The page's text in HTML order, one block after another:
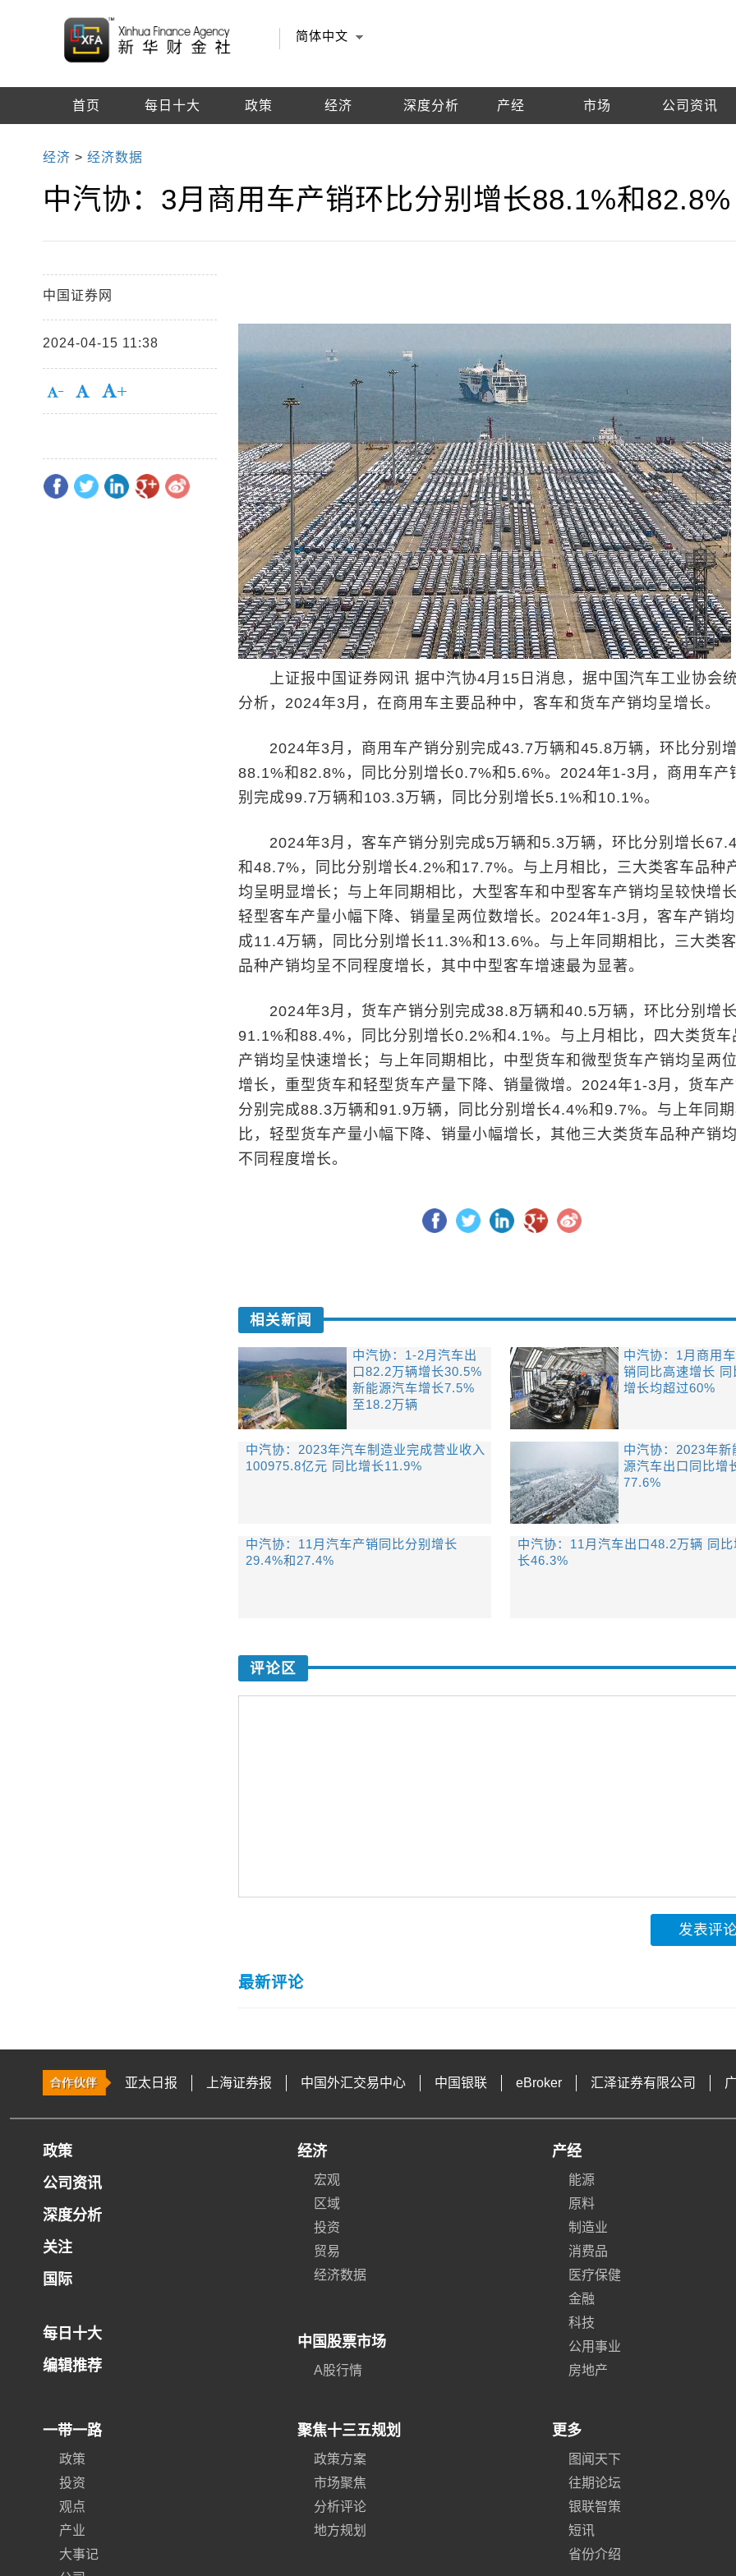
简体中文
首页 每日十大 政策 经济 深度分析 产经 市场 公司资讯
经济 >经济数据
中汽协：3月商用车产销环比分别增长88.1%和82.8%
中国证券网
2024-04-15 11:38
上证报中国证券网讯 据中汽协4月15日消息，据中国汽车工业协会
分析，2024年3月，在商用车主要品种中，客车和货车产销均呈增长。
2024年3月，商用车产销分别完成43.7万辆和45.8万辆，环比分别
88.1%和82.8%，同比分别增长0.7%和5.6%。2024年1-3月，商用车产
别完成99.7万辆和103.3万辆，同比分别增长5.1%和10.1%。
2024年3月，客车产销分别完成5万辆和5.3万辆，环比分别增长
和48.7%，同比分别增长4.2%和17.7%。与上月相比，三大类客车品种
均呈明显增长；与上年同期相比，大型客车和中型客车产销均呈较快增
轻型客车产量小幅下降、销量呈两位数增长。2024年1-3月，客车产销
成11.4万辆，同比分别增长11.3%和13.6%。与上年同期相比，三大类
品种产销均呈不同程度增长，其中中型客车增速最为显著。
2024年3月，货车产销分别完成38.8万辆和40.5万辆，环比分别增
91.1%和88.4%，同比分别增长0.2%和4.1%。与上月相比，四大类货车
产销均呈快速增长；与上年同期相比，中型货车和微型货车产销均呈两
增长，重型货车和轻型货车产量下降、销量微增。2024年1-3月，货车
分别完成88.3万辆和91.9万辆，同比分别增长4.4%和9.7%。与上年同
比，轻型货车产量小幅下降、销量小幅增长，其他三大类货车品种产销
不同程度增长。
相关新闻
中汽协：1-2月汽车出
口82.2万辆增长30.5%
新能源汽车增长7.5%
至18.2万辆
中汽协：1月商用
销同比高速增长 同
增长均超过60%
中汽协：2023年汽车制造业完成营业收入
100975.8亿元 同比增长11.9%
中汽协：2023年新
源汽车出口同比增
77.6%
中汽协：11月汽车产销同比分别增长
29.4%和27.4%
中汽协：11月汽车出口48.2万辆 同比
长46.3%
评论区
发表评
最新评论
亚太日报 上海证券报 中国外汇交易中心 中国银联 eBroker 汇泽证券有限公司
政策
公司资讯
深度分析
关注
国际
每日十大
编辑推荐
经济
宏观
区域
投资
贸易
经济数据
中国股票市场
A股行情
产经
能源
原料
制造业
消费品
医疗保健
金融
科技
公用事业
房地产
一带一路
政策
投资
观点
产业
大事记
聚焦十三五规划
政策方案
市场聚焦
分析评论
地方规划
更多
图闻天下
往期论坛
银联智策
短讯
省份介绍